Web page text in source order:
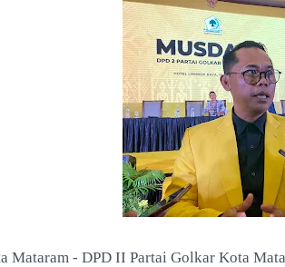
Mataram - DPD II Partai Golkar Kota